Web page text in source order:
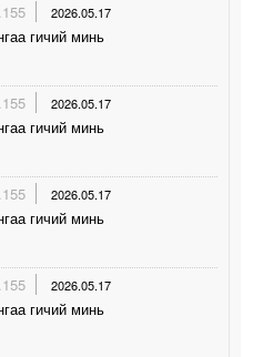
2026.05.17
гичий минь
2026.05.17
гичий минь
2026.05.17
гичий минь
2026.05.17
гичий минь